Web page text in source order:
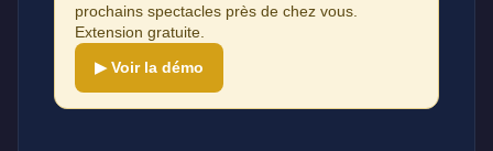
prochains spectacles près de chez vous.
Extension gratuite.
▶ Voir la démo